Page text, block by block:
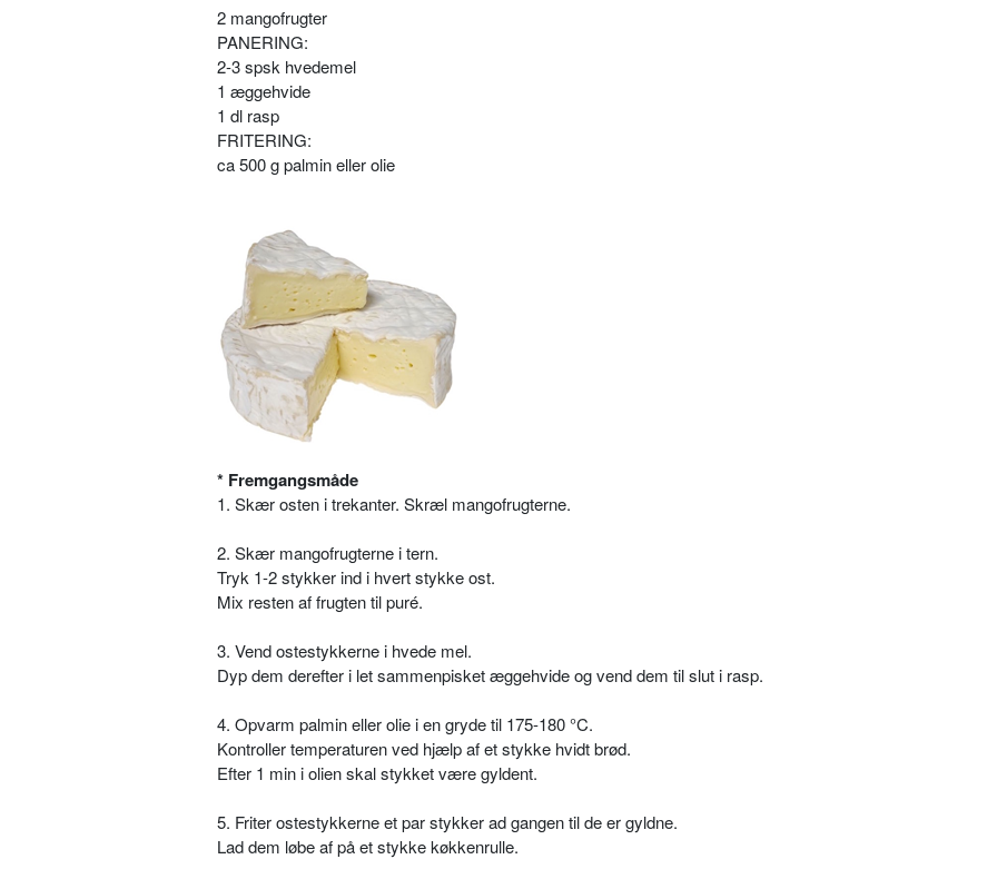
2 mangofrugter
PANERING:
2-3 spsk hvedemel
1 æggehvide
1 dl rasp
FRITERING:
ca 500 g palmin eller olie
* Fremgangsmåde
1. Skær osten i trekanter. Skræl mangofrugterne.
2. Skær mangofrugterne i tern.
Tryk 1-2 stykker ind i hvert stykke ost.
Mix resten af frugten til puré.
3. Vend ostestykkerne i hvede mel.
Dyp dem derefter i let sammenpisket æggehvide og vend dem til slut i rasp.
4. Opvarm palmin eller olie i en gryde til 175-180 °C.
Kontroller temperaturen ved hjælp af et stykke hvidt brød.
Efter 1 min i olien skal stykket være gyldent.
5. Friter ostestykkerne et par stykker ad gangen til de er gyldne.
Lad dem løbe af på et stykke køkkenrulle.